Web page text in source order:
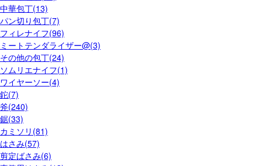
中華包丁(13)
パン切り包丁(7)
フィレナイフ(96)
ミートテンダライザー@(3)
その他の包丁(24)
ソムリエナイフ(1)
ワイヤーソー(4)
鉈(7)
斧(240)
鋸(33)
カミソリ(81)
はさみ(57)
剪定ばさみ(6)